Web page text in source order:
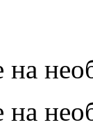
на